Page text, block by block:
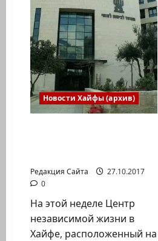
справочная
информация
Новости Хайфы (архив)
Редакция Сайта
27.10.2017
0
На этой неделе Центр
независимой жизни в
Хайфе, расположенный на